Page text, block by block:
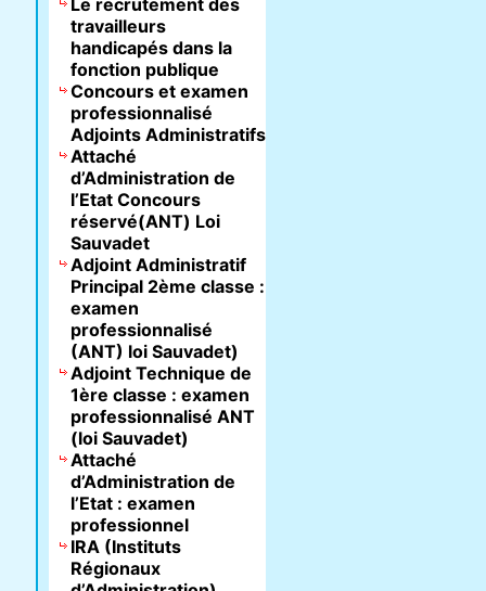
Le recrutement des
travailleurs
handicapés dans la
fonction publique
Concours et examen
professionnalisé
Adjoints Administratifs
Attaché
d’Administration de
l’Etat Concours
réservé(ANT) Loi
Sauvadet
Adjoint Administratif
Principal 2ème classe :
examen
professionnalisé
(ANT) loi Sauvadet)
Adjoint Technique de
1ère classe : examen
professionnalisé ANT
(loi Sauvadet)
Attaché
d’Administration de
l’Etat : examen
professionnel
IRA (Instituts
Régionaux